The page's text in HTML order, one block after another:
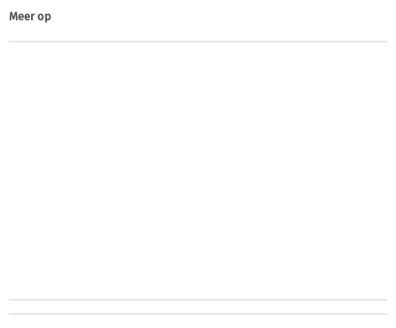
Meer op